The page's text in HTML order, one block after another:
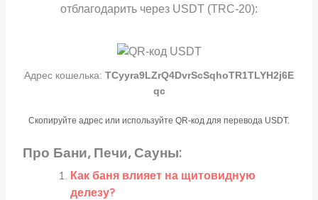
отблагодарить через USDT (TRC-20):
Адрес кошелька: TCyyra9LZrQ4DvrScSqhoTR1TLYH2j6E
qc
Скопируйте адрес или используйте QR-код для перевода USDT.
Про Бани, Печи, Сауны:
Как баня влияет на щитовидную
делезу?